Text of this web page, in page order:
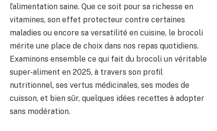
l’alimentation saine. Que ce soit pour sa richesse en
vitamines, son effet protecteur contre certaines
maladies ou encore sa versatilité en cuisine, le brocoli
mérite une place de choix dans nos repas quotidiens.
Examinons ensemble ce qui fait du brocoli un véritable
super-aliment en 2025, à travers son profil
nutritionnel, ses vertus médicinales, ses modes de
cuisson, et bien sûr, quelques idées recettes à adopter
sans modération.